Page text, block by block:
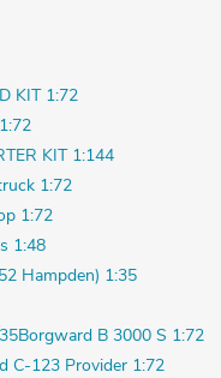
KIT 1:72
KIT 1:144
1:72
1:72
1:48
Hampden) 1:35
Borgward B 3000 S 1:72
C-123 Provider 1:72